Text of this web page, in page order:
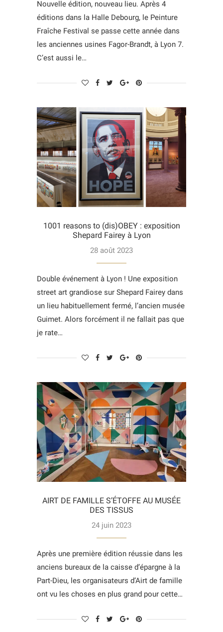
Nouvelle édition, nouveau lieu. Après 4
éditions dans la Halle Debourg, le Peinture
Fraîche Festival se passe cette année dans
les anciennes usines Fagor-Brandt, à Lyon 7.
C’est aussi le…
1001 reasons to (dis)OBEY : exposition
Shepard Fairey à Lyon
28 août 2023
Double événement à Lyon ! Une exposition
street art grandiose sur Shepard Fairey dans
un lieu habituellement fermé, l’ancien musée
Guimet. Alors forcément il ne fallait pas que
je rate…
AIRT DE FAMILLE S’ÉTOFFE AU MUSÉE
DES TISSUS
24 juin 2023
Après une première édition réussie dans les
anciens bureaux de la caisse d’épargne à la
Part-Dieu, les organisateurs d’Airt de famille
ont vu les choses en plus grand pour cette…